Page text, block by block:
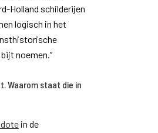
Holland schilderijen
logisch in het
noemen.”
Waarom staat die in
in de